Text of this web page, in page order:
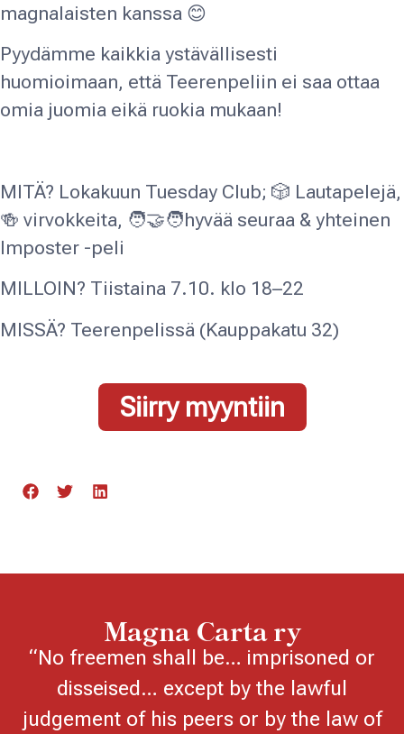
magnalaisten kanssa 😊
Pyydämme kaikkia ystävällisesti
huomioimaan, että Teerenpeliin ei saa ottaa
omia juomia eikä ruokia mukaan!
MITÄ? Lokakuun Tuesday Club; 🎲 Lautapelejä,
🍻 virvokkeita, 🧑‍🤝‍🧑hyvää seuraa & yhteinen
Imposter -peli
MILLOIN? Tiistaina 7.10. klo 18–22
MISSÄ? Teerenpelissä (Kauppakatu 32)
Siirry myyntiin
Magna Carta ry
“No freemen shall be… imprisoned or
disseised… except by the lawful
judgement of his peers or by the law of